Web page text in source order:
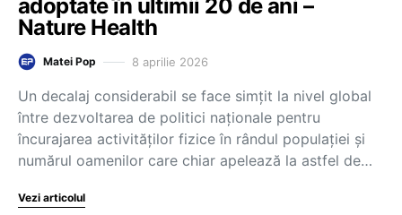
adoptate în ultimii 20 de ani –
Nature Health
Matei Pop 8 aprilie 2026
Un decalaj considerabil se face simțit la nivel global
între dezvoltarea de politici naționale pentru
încurajarea activităților fizice în rândul populației și
numărul oamenilor care chiar apelează la astfel de…
Vezi articolul